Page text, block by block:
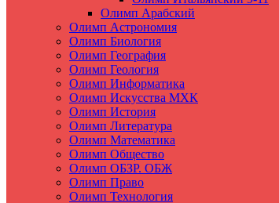
Олимп Арабский
Олимп Астрономия
Олимп Биология
Олимп География
Олимп Геология
Олимп Информатика
Олимп Искусства МХК
Олимп История
Олимп Литература
Олимп Математика
Олимп Общество
Олимп ОБЗР. ОБЖ
Олимп Право
Олимп Технология